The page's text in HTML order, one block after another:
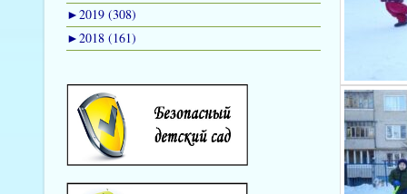
►2019 (308)
►2018 (161)